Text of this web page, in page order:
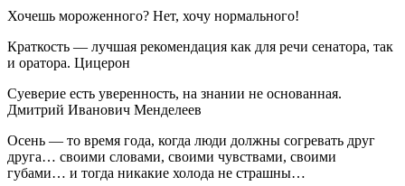
Хочешь мороженного? Нет, хочу нормального!
Краткость — лучшая рекомендация как для речи сенатора, так
и оратора. Цицерон
Суеверие есть уверенность, на знании не основанная.
Дмитрий Иванович Менделеев
Осень — то время года, когда люди должны согревать друг
друга… своими словами, своими чувствами, своими
губами… и тогда никакие холода не страшны…